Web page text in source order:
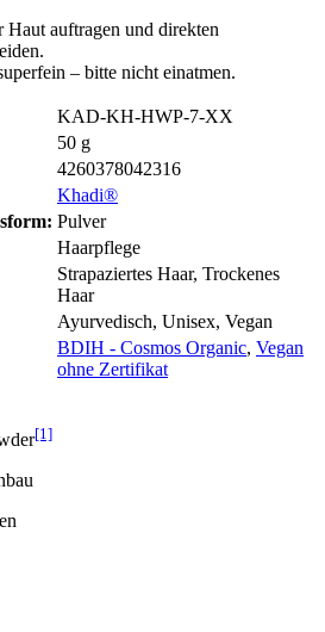
auftragen und direkten
– bitte nicht einatmen.
KAD-KH-HWP-7-XX
50 g
4260378042316
Khadi®
Pulver
Haarpflege
Strapaziertes Haar, Trockenes
Haar
Ayurvedisch, Unisex, Vegan
BDIH - Cosmos Organic, Vegan
ohne Zertifikat
[1]